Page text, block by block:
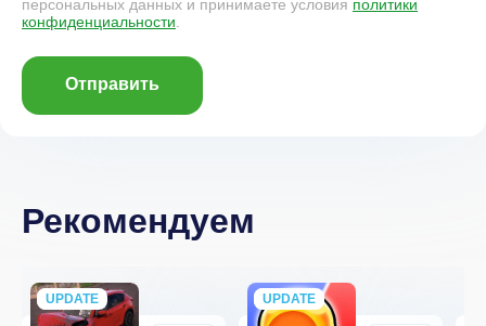
персональных данных и принимаете условия политики
конфиденциальности.
Отправить
Рекомендуем
UPDATE
NEW UPDATE
NEW